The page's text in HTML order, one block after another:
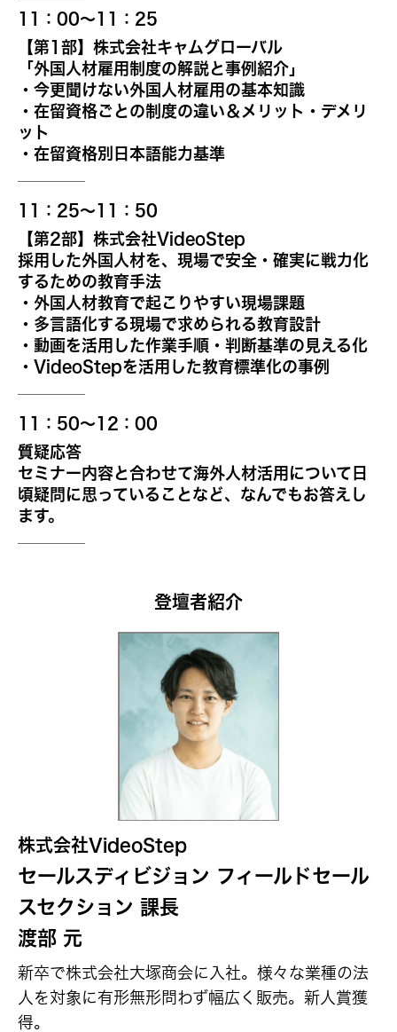
11：00～11：25
【第1部】株式会社キャムグローバル
「外国人材雇用制度の解説と事例紹介」
・今更聞けない外国人材雇用の基本知識
・在留資格ごとの制度の違い＆メリット・デメリ
ット
・在留資格別日本語能力基準
11：25～11：50
【第2部】株式会社VideoStep
採用した外国人材を、現場で安全・確実に戦力化
するための教育手法
・外国人材教育で起こりやすい現場課題
・多言語化する現場で求められる教育設計
・動画を活用した作業手順・判断基準の見える化
・VideoStepを活用した教育標準化の事例
11：50～12：00
質疑応答
セミナー内容と合わせて海外人材活用について日
頃疑問に思っていることなど、なんでもお答えし
ます。
登壇者紹介
株式会社VideoStep
セールスディビジョン フィールドセール
スセクション 課長
渡部 元
新卒で株式会社大塚商会に入社。様々な業種の法
人を対象に有形無形問わず幅広く販売。新人賞獲
得。